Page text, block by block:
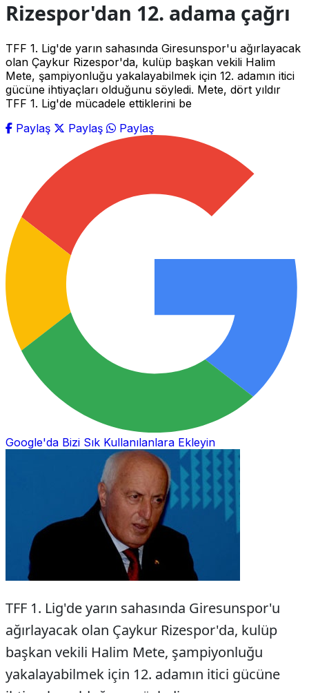
Rizespor'dan 12. adama çağrı
TFF 1. Lig'de yarın sahasında Giresunspor'u ağırlayacak
olan Çaykur Rizespor'da, kulüp başkan vekili Halim
Mete, şampiyonluğu yakalayabilmek için 12. adamın itici
gücüne ihtiyaçları olduğunu söyledi. Mete, dört yıldır
TFF 1. Lig'de mücadele ettiklerini be
Paylaş
Paylaş Paylaş
Google'da Bizi Sık Kullanılanlara Ekleyin
TFF 1. Lig'de yarın sahasında Giresunspor'u
ağırlayacak olan Çaykur Rizespor'da, kulüp
başkan vekili Halim Mete, şampiyonluğu
yakalayabilmek için 12. adamın itici gücüne